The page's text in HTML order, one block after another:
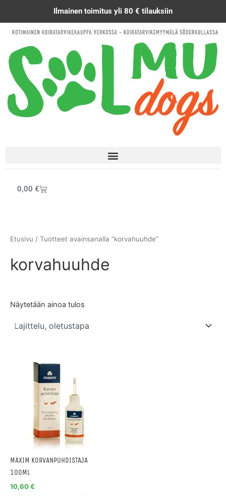
Ilmainen toimitus yli 80 € tilauksiin
0,00 €Cart
Etusivu / Tuotteet avainsanalla “korvahuuhde”
korvahuuhde
Näytetään ainoa tulos
MAXIM KORVANPUHDISTAJA
100ML
10,60€